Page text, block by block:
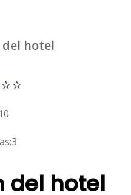
hotel
del hotel